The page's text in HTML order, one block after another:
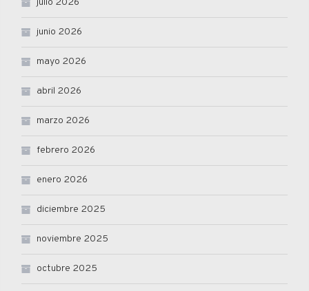
junio 2026
mayo 2026
abril 2026
marzo 2026
febrero 2026
enero 2026
diciembre 2025
noviembre 2025
octubre 2025